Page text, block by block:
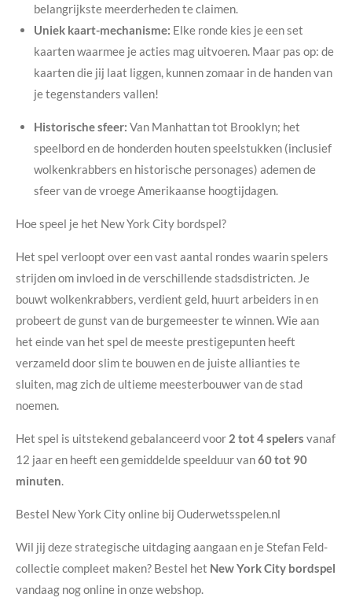
belangrijkste meerderheden te claimen.
Uniek kaart-mechanisme: Elke ronde kies je een set
kaarten waarmee je acties mag uitvoeren. Maar pas op: de
kaarten die jij laat liggen, kunnen zomaar in de handen van
je tegenstanders vallen!
Historische sfeer: Van Manhattan tot Brooklyn; het
speelbord en de honderden houten speelstukken (inclusief
wolkenkrabbers en historische personages) ademen de
sfeer van de vroege Amerikaanse hoogtijdagen.
Hoe speel je het New York City bordspel?
Het spel verloopt over een vast aantal rondes waarin spelers
strijden om invloed in de verschillende stadsdistricten. Je
bouwt wolkenkrabbers, verdient geld, huurt arbeiders in en
probeert de gunst van de burgemeester te winnen. Wie aan
het einde van het spel de meeste prestigepunten heeft
verzameld door slim te bouwen en de juiste allianties te
sluiten, mag zich de ultieme meesterbouwer van de stad
noemen.
Het spel is uitstekend gebalanceerd voor 2 tot 4 spelers vanaf
12 jaar en heeft een gemiddelde speelduur van60 tot 90
minuten.
Bestel New York City online bij Ouderwetsspelen.nl
Wil jij deze strategische uitdaging aangaan en je Stefan Feld-
collectie compleet maken? Bestel het New York City bordspel
vandaag nog online in onze webshop.